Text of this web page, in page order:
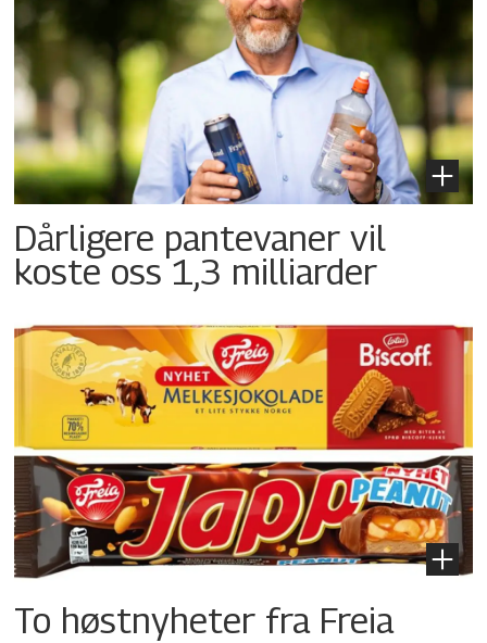
Dårligere pantevaner vil
koste oss 1,3 milliarder
To høstnyheter fra Freia